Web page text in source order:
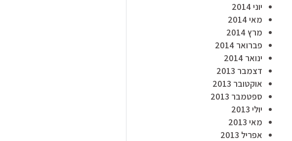
יוני 2014
מאי 2014
מרץ 2014
פברואר 2014
ינואר 2014
דצמבר 2013
אוקטובר 2013
ספטמבר 2013
יולי 2013
מאי 2013
אפריל 2013